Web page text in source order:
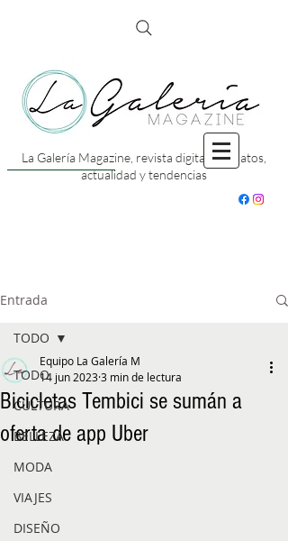
La Galería Magazine, revista digital con datos,
actualidad y tendencias
Entrada
TODO
CULTURA
BELLEZA
MODA
VIAJES
DISEÑO
TODO
Bicicletas Tembici se sumán a
oferta de app Uber
Equipo La Galería M
14 jun 20233 min de lectura